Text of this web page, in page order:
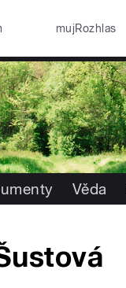
mujRozhlas
Věda